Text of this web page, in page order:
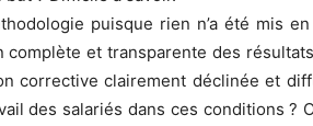
puisque rien n’a été mis
et transparente des
corrective clairement déclinée et
des salariés dans ces conditions ?